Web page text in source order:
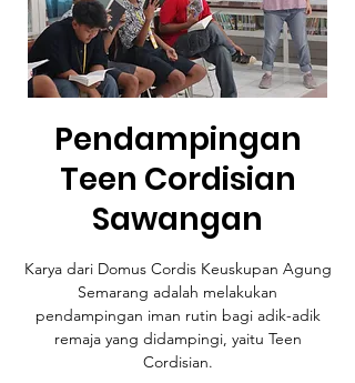
Pendampingan
Teen Cordisian
Sawangan
Karya dari Domus Cordis Keuskupan Agung
Semarang adalah melakukan
pendampingan iman rutin bagi adik-adik
remaja yang didampingi, yaitu Teen
Cordisian.